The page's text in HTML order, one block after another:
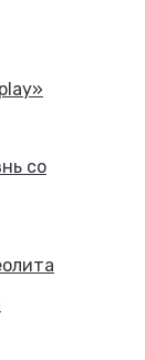
со